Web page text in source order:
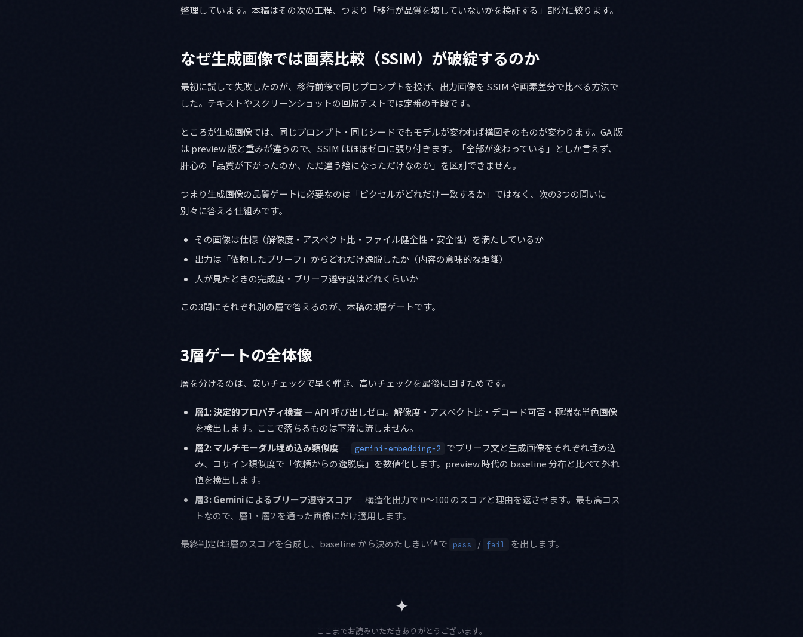
整理しています。本稿はその次の工程、つまり「移行が品質を壊していないかを検証する」部分に絞ります。
なぜ生成画像では画素比較（SSIM）が破綻するのか
最初に試して失敗したのが、移行前後で同じプロンプトを投げ、出力画像を SSIM や画素差分で比べる方法で
した。テキストやスクリーンショットの回帰テストでは定番の手段です。
ところが生成画像では、同じプロンプト・同じシードでもモデルが変われば構図そのものが変わります。GA 版
は preview 版と重みが違うので、SSIM はほぼゼロに張り付きます。「全部が変わっている」としか言えず、
肝心の「品質が下がったのか、ただ違う絵になっただけなのか」を区別できません。
つまり生成画像の品質ゲートに必要なのは「ピクセルがどれだけ一致するか」ではなく、次の3つの問いに
別々に答える仕組みです。
その画像は仕様（解像度・アスペクト比・ファイル健全性・安全性）を満たしているか
出力は「依頼したブリーフ」からどれだけ逸脱したか（内容の意味的な距離）
人が見たときの完成度・ブリーフ遵守度はどれくらいか
この3問にそれぞれ別の層で答えるのが、本稿の3層ゲートです。
3層ゲートの全体像
層を分けるのは、安いチェックで早く弾き、高いチェックを最後に回すためです。
層1: 決定的プロパティ検査— API 呼び出しゼロ。解像度・アスペクト比・デコード可否・極端な単色画像
を検出します。ここで落ちるものは下流に流しません。
層2: マルチモーダル埋め込み類似度— gemini-embedding-2
でブリーフ文と生成画像をそれぞれ埋め込
み、コサイン類似度で「依頼からの逸脱度」を数値化します。preview 時代の baseline 分布と比べて外れ
値を検出します。
層3: Gemini によるブリーフ遵守スコア — 構造化出力で 0〜100 のスコアと理由を返させます。最も高コス
トなので、層1・層2 を通った画像にだけ適用します。
最終判定は3層のスコアを合成し、baseline から決めたしきい値で pass / fail を出します。
✦
ここまでお読みいただきありがとうございます。